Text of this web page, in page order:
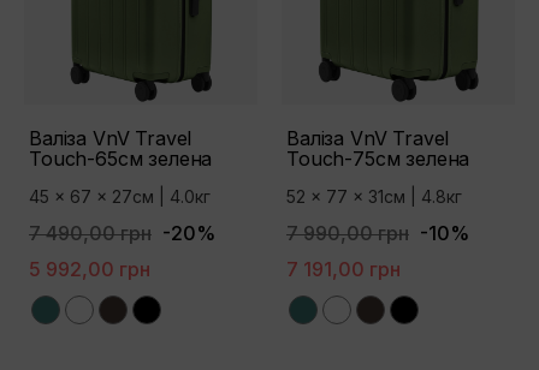
Валіза VnV Travel
Touch-65см зелена
45 x 67 x 27см | 4.0кг
7 490,00 грн -20%
5 992,00 грн
GreenWhiteBrownBlack
Валіза VnV Travel
Touch-75см зелена
52 x 77 x 31см | 4.8кг
7 990,00 грн -10%
7 191,00 грн
GreenWhiteBrownBlack